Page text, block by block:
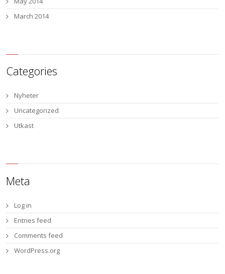
March 2014
Categories
Nyheter
Uncategorized
Utkast
Meta
Log in
Entries feed
Comments feed
WordPress.org